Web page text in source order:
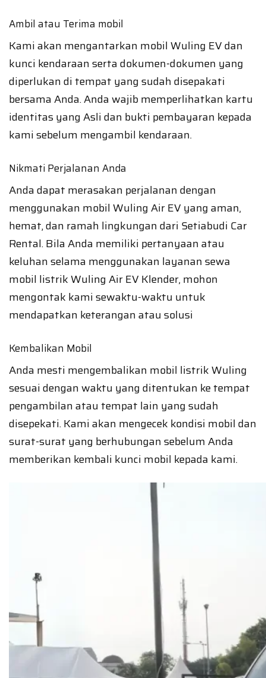
Ambil atau Terima mobil
Kami akan mengantarkan mobil Wuling EV dan
kunci kendaraan serta dokumen-dokumen yang
diperlukan di tempat yang sudah disepakati
bersama Anda. Anda wajib memperlihatkan kartu
identitas yang Asli dan bukti pembayaran kepada
kami sebelum mengambil kendaraan.
Nikmati Perjalanan Anda
Anda dapat merasakan perjalanan dengan
menggunakan mobil Wuling Air EV yang aman,
hemat, dan ramah lingkungan dari Setiabudi Car
Rental. Bila Anda memiliki pertanyaan atau
keluhan selama menggunakan layanan sewa
mobil listrik Wuling Air EV Klender, mohon
mengontak kami sewaktu-waktu untuk
mendapatkan keterangan atau solusi
Kembalikan Mobil
Anda mesti mengembalikan mobil listrik Wuling
sesuai dengan waktu yang ditentukan ke tempat
pengambilan atau tempat lain yang sudah
disepekati. Kami akan mengecek kondisi mobil dan
surat-surat yang berhubungan sebelum Anda
memberikan kembali kunci mobil kepada kami.